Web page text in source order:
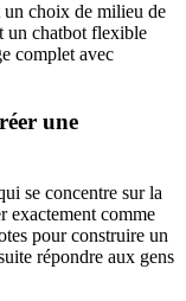
un choix de milieu de
un chatbot flexible
complet avec
une
se concentre sur la
exactement comme
pour construire un
répondre aux gens